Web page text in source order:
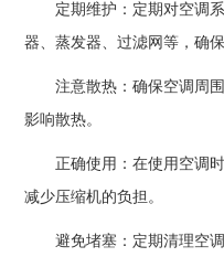
定期维护：定期对空调系
器、蒸发器、过滤网等，确
注意散热：确保空调周围
影响散热。
正确使用：在使用空调时
减少压缩机的负担。
避免堵塞：定期清理空调